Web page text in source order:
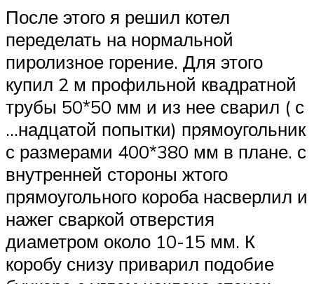
После этого я решил котел
переделать на нормальной
пиролизное горение. Для этого
купил 2 м профильной квадратной
трубы 50*50 мм и из нее сварил ( с
…надцатой попытки) прямоугольник
с размерами 400*380 мм в плане. с
внутренней стороны жтого
прямоугольного короба насверлил и
нажег сваркой отверстия
диаметром около 10-15 мм. К
коробу снизу приварил подобие